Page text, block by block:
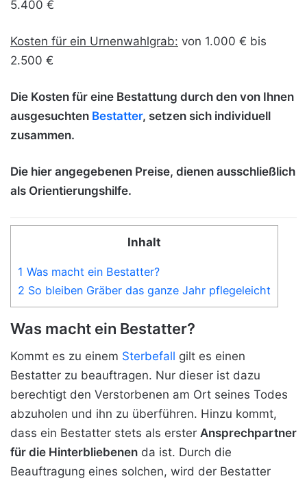
5.400 €
Kosten für ein Urnenwahlgrab: von 1.000 € bis
2.500 €
Die Kosten für eine Bestattung durch den von Ihnen
ausgesuchten Bestatter, setzen sich individuell
zusammen.
Die hier angegebenen Preise, dienen ausschließlich
als Orientierungshilfe.
Inhalt
1 Was macht ein Bestatter?
2 So bleiben Gräber das ganze Jahr pflegeleicht
Was macht ein Bestatter?
Kommt es zu einem Sterbefall gilt es einen
Bestatter zu beauftragen. Nur dieser ist dazu
berechtigt den Verstorbenen am Ort seines Todes
abzuholen und ihn zu überführen. Hinzu kommt,
dass ein Bestatter stets als erster Ansprechpartner
für die Hinterbliebenen da ist. Durch die
Beauftragung eines solchen, wird der Bestatter